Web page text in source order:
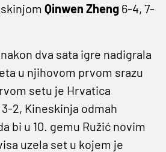
Qinwen Zheng 6-4, 7-
dva sata igre nadigrala
u njihovom prvom srazu
setu je Hrvatica
2, Kineskinja odmah
bi u 10. gemu Ružić novim
uzela set u kojem je